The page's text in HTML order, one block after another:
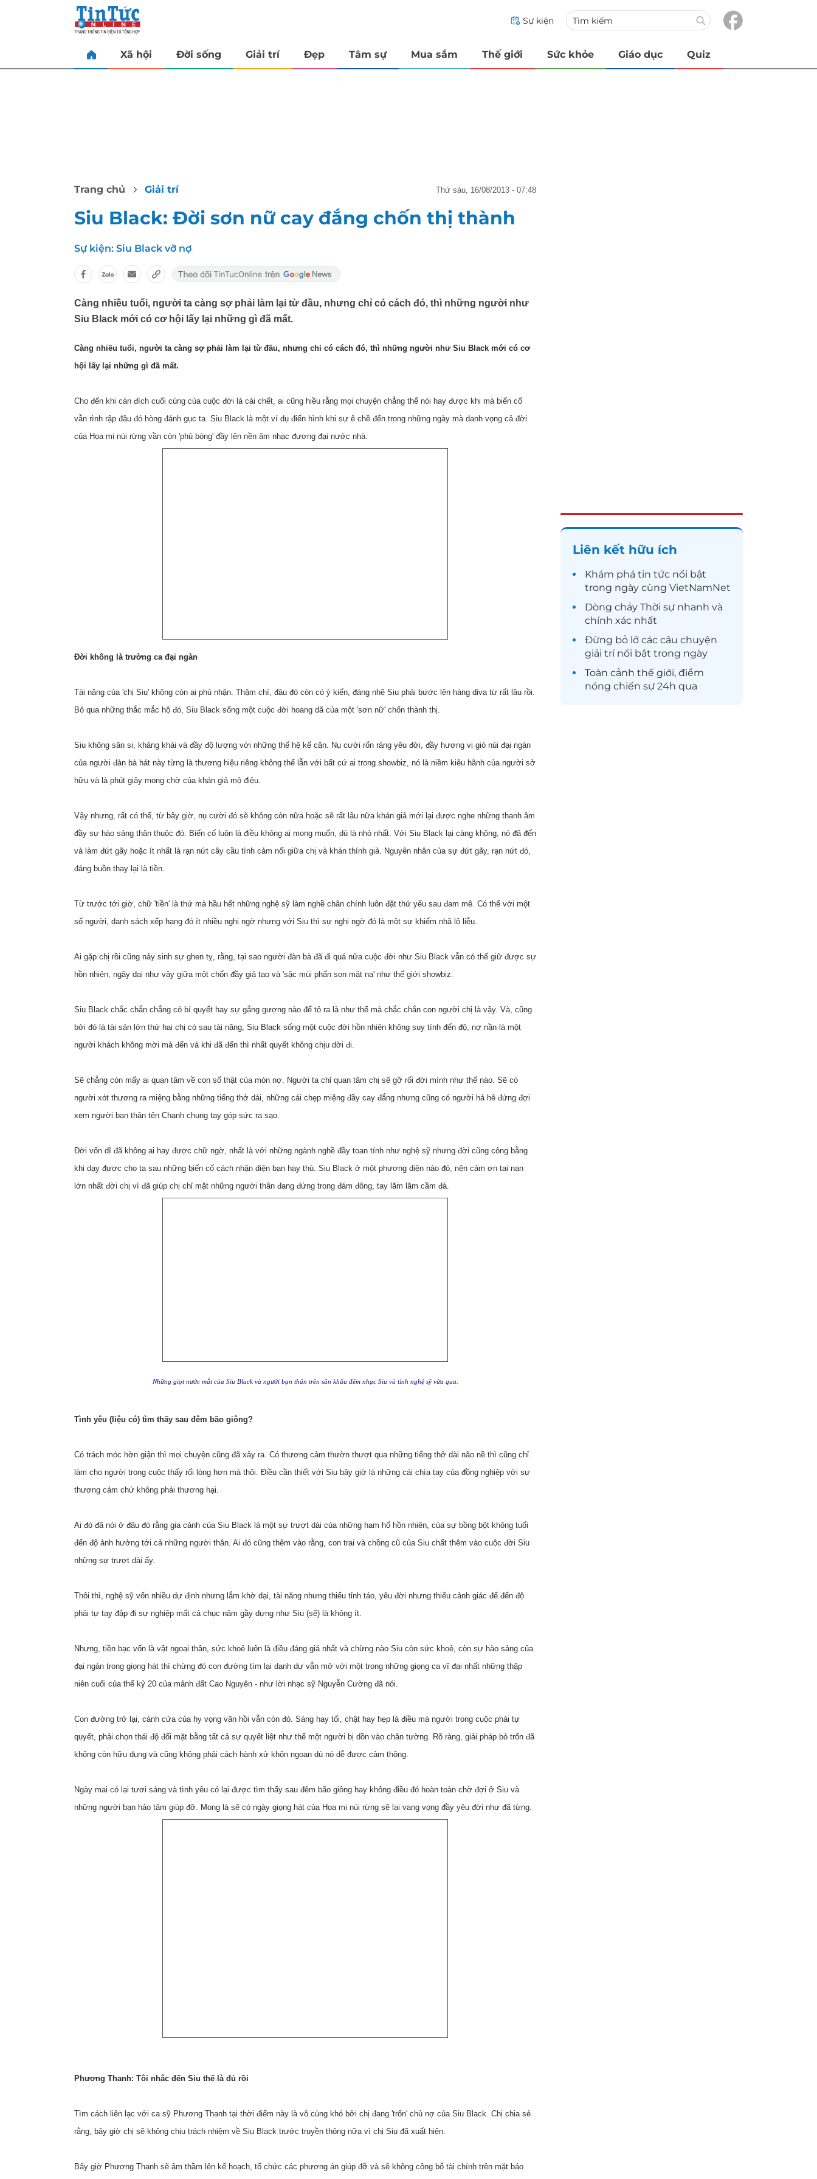
Sự kiện
Xã hội Đời sống Giải trí Đẹp Tâm sự Mua sắm Thế giới Sức khỏe Giáo dục Quiz
Trang chủ Giải trí thứ sáu, 16/08/2013 - 07:48
Siu Black: Đời sơn nữ cay đắng chốn thị thành
Sự kiện: Siu Black vỡ nợ
Càng nhiều tuổi, người ta càng sợ phải làm lại từ đầu, nhưng chỉ có cách đó, thì những người như
Siu Black mới có cơ hội lấy lại những gì đã mất.
Càng nhiều tuổi, người ta càng sợ phải làm lại từ đầu, nhưng chỉ có cách đó, thì những người như Siu Black mới có cơ
hội lấy lại những gì đã mất.
Cho đến khi cán đích cuối cùng của cuộc đời là cái chết, ai cũng hiều rằng mọi chuyện chẳng thể nói hay được khi mà biến cố
vẫn rình rập đâu đó hòng đánh gục ta. Siu Black là một ví dụ điển hình khi sự ê chề đến trong những ngày mà danh vọng cả đời
của Họa mi núi rừng vần còn 'phủ bóng' đầy lên nền âm nhạc đương đại nước nhà.
Đời không là trường ca đại ngàn
Tài năng của 'chị Siu' không còn ai phủ nhận. Thậm chí, đâu đó còn có ý kiến, đáng nhẽ Siu phải bước lên hàng diva từ rất lâu rồi.
Bỏ qua những thắc mắc hộ đó, Siu Black sống một cuộc đời hoang dã của một 'sơn nữ' chốn thành thị.
Siu không sân si, khảng khái và đầy độ lượng với những thế hệ kế cận. Nụ cười rổn rảng yêu đời, đầy hương vị gió núi đại ngàn
của người đàn bà hát này từng là thương hiệu riêng không thể lẫn với bất cứ ai trong showbiz, nó là niềm kiêu hãnh của người sở
hữu và là phút giây mong chờ của khán giả mộ điệu.
Vậy nhưng, rất có thể, từ bây giờ, nụ cười đó sẽ không còn nữa hoặc sẽ rất lâu nữa khán giả mới lại được nghe những thanh âm
đầy sự hào sảng thân thuộc đó. Biến cố luôn là điều không ai mong muốn, dù là nhỏ nhất. Với Siu Black lại càng không, nó đã đến
và làm đứt gãy hoặc ít nhất là rạn nứt cây cầu tình cảm nối giữa chị và khán thính giả. Nguyên nhân của sự đứt gãy, rạn nứt đó,
đáng buồn thay lại là tiền.
Từ trước tới giờ, chữ 'tiền' là thứ mà hầu hết những nghệ sỹ làm nghề chân chính luôn đặt thứ yếu sau đam mê. Có thể với một
số người, danh sách xếp hạng đó ít nhiều nghi ngờ nhưng với Siu thì sự nghi ngờ đó là một sự khiếm nhã lộ liễu.
Ai gặp chị rồi cũng nảy sinh sự ghen tỵ, rằng, tại sao người đàn bà đã đi quá nửa cuộc đời như Siu Black vẫn có thể giữ được sự
hồn nhiên, ngây dại như vậy giữa một chốn đầy giả tạo và 'sặc mùi phấn son mặt nạ' như thế giới showbiz.
Siu Black chắc chắn chẳng có bí quyết hay sự gắng gượng nào để tỏ ra là như thế mà chắc chắn con người chị là vậy. Và, cũng
bởi đó là tài sản lớn thứ hai chị có sau tài năng, Siu Black sống một cuộc đời hồn nhiên không suy tính đến độ, nợ nần là một
người khách không mời mà đến và khi đã đến thì nhất quyết không chịu dời đi.
Sẽ chẳng còn mấy ai quan tâm về con số thật của món nợ. Người ta chỉ quan tâm chị sẽ gỡ rối đời mình như thế nào. Sẽ có
người xót thương ra miệng bằng những tiếng thở dài, những cái chẹp miệng đầy cay đắng nhưng cũng có người hả hê đứng đợi
xem người bạn thân tên Chanh chung tay góp sức ra sao.
Đời vốn dĩ đã không ai hay được chữ ngờ, nhất là với những ngành nghề đầy toan tính như nghệ sỹ nhưng đời cũng công bằng
khi dạy được cho ta sau những biến cố cách nhận diện bạn hay thù. Siu Black ở một phương diện nào đó, nên cảm ơn tai nạn
lớn nhất đời chị vì đã giúp chị chỉ mặt những người thân đang đứng trong đám đông, tay lăm lăm cầm đá.
Những giọt nước mắt của Siu Black và người bạn thân trên sân khấu đêm nhạc Siu và tình nghệ sỹ vừa qua.
Tình yêu (liệu có) tìm thấy sau đêm bão giông?
Có trách móc hờn giận thì mọi chuyện cũng đã xảy ra. Có thương cảm thườn thượt qua những tiếng thở dài não nề thì cũng chỉ
làm cho người trong cuộc thấy rối lòng hơn mà thôi. Điều cần thiết với Siu bây giờ là những cái chìa tay của đồng nghiệp với sự
thương cảm chứ không phải thương hại.
Ai đó đã nói ở đâu đó rằng gia cảnh của Siu Black là một sự trượt dài của những ham hố hồn nhiên, của sự bồng bột không tuổi
đến độ ảnh hưởng tới cả những người thân. Ai đó cũng thêm vào rằng, con trai và chồng cũ của Siu chất thêm vào cuộc đời Siu
những sự trượt dài ấy.
Thôi thì, nghệ sỹ vốn nhiều dự định nhưng lắm khờ dại, tài năng nhưng thiếu tỉnh táo, yêu đời nhưng thiếu cảnh giác để đến độ
phải tự tay đập đi sự nghiệp mất cả chục năm gầy dựng như Siu (sẽ) là không ít.
Nhưng, tiền bạc vốn là vật ngoại thân, sức khoẻ luôn là điều đáng giá nhất và chừng nào Siu còn sức khoẻ, còn sự hào sảng của
đại ngàn trong giọng hát thì chừng đó con đường tìm lại danh dự vẫn mở với một trong những giọng ca vĩ đại nhất những thập
niên cuối của thế kỷ 20 của mảnh đất Cao Nguyên - như lời nhạc sỹ Nguyễn Cường đã nói.
Con đường trở lại, cánh cửa của hy vọng vãn hồi vẫn còn đó. Sáng hay tối, chật hay hẹp là điều mà người trong cuộc phải tự
quyết, phải chọn thái độ đối mặt bằng tất cả sự quyết liệt như thể một người bị dồn vào chân tường. Rõ ràng, giải pháp bỏ trốn đã
không còn hữu dụng và cũng không phải cách hành xử khôn ngoan dù nó dễ được cảm thông.
Ngày mai có lại tươi sáng và tình yêu có lại được tìm thấy sau đêm bão giông hay không điều đó hoàn toàn chờ đợi ở Siu và
những người bạn hảo tâm giúp đỡ. Mong là sẽ có ngày giọng hát của Họa mi núi rừng sẽ lại vang vọng đầy yêu đời như đã từng.
Phương Thanh: Tôi nhắc đến Siu thế là đủ rồi
Tìm cách liên lạc với ca sỹ Phương Thanh tại thời điểm này là vô cùng khó bởi chị đang 'trốn' chủ nợ của Siu Black. Chị chia sẻ
rằng, bây giờ chị sẽ không chịu trách nhiệm về Siu Black trước truyền thông nữa vì chị Siu đã xuất hiện.
Bây giờ Phương Thanh sẽ âm thầm lên kế hoạch, tổ chức các phương án giúp đỡ và sẽ không công bố tài chính trên mặt báo
Liên kết hữu ích
Khám phá tin tức nổi bật
trong ngày cùng VietNamNet
Dòng chảy Thời sự nhanh và
chính xác nhất
Đừng bỏ lỡ các câu chuyện
giải trínổi bật trong ngày
Toàn cảnh thế giới, điểm
nóng chiến sự 24h qua